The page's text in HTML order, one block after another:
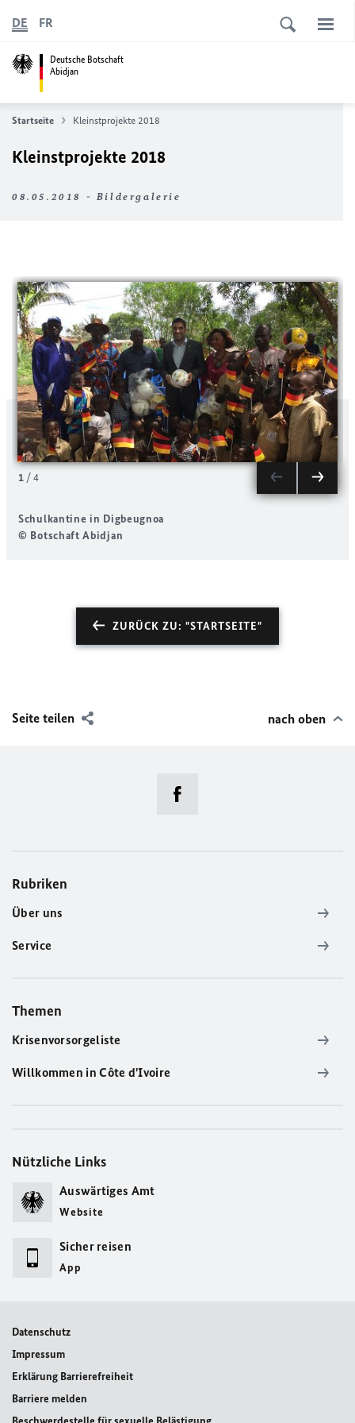
Deutsche Botschaft
Abidjan
DE FR
Startseite Kleinstprojekte 2018
Kleinstprojekte 2018
08.05.2018 - Bildergalerie
Schulkantine in Digbeugnoa
© Botschaft Abidjan
1 /4
ZURÜCK ZU: "STARTSEITE"
Seite teilen nach oben
Rubriken
Über uns
Service
Themen
Krisenvorsorgeliste
Willkommen in Côte d'Ivoire
Nützliche Links
Auswärtiges Amt
Website
Sicher reisen
App
Datenschutz
Impressum
Erklärung Barrierefreiheit
Barriere melden